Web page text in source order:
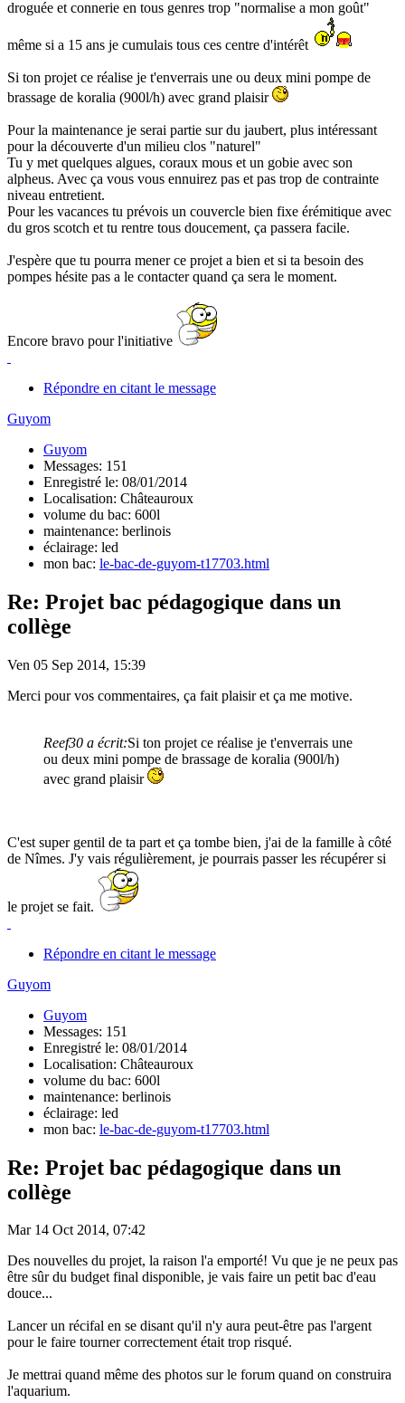
droguée et connerie en tous genres trop "normalise a mon goût"
même si a 15 ans je cumulais tous ces centre d'intérêt
Si ton projet ce réalise je t'enverrais une ou deux mini pompe de
brassage de koralia (900l/h) avec grand plaisir
Pour la maintenance je serai partie sur du jaubert, plus intéressant
pour la découverte d'un milieu clos "naturel"
Tu y met quelques algues, coraux mous et un gobie avec son
alpheus. Avec ça vous vous ennuirez pas et pas trop de contrainte
niveau entretient.
Pour les vacances tu prévois un couvercle bien fixe érémitique avec
du gros scotch et tu rentre tous doucement, ça passera facile.
J'espère que tu pourra mener ce projet a bien et si ta besoin des
pompes hésite pas a le contacter quand ça sera le moment.
Encore bravo pour l'initiative
Répondre en citant le message
Guyom
Guyom
Messages: 151
Enregistré le: 08/01/2014
Localisation: Châteauroux
volume du bac: 600l
maintenance: berlinois
éclairage: led
mon bac: le-bac-de-guyom-t17703.html
Re: Projet bac pédagogique dans un
collège
Ven 05 Sep 2014, 15:39
Merci pour vos commentaires, ça fait plaisir et ça me motive.
Reef30 a écrit:Si ton projet ce réalise je t'enverrais une
ou deux mini pompe de brassage de koralia (900l/h)
avec grand plaisir
C'est super gentil de ta part et ça tombe bien, j'ai de la famille à côté
de Nîmes. J'y vais régulièrement, je pourrais passer les récupérer si
le projet se fait.
Répondre en citant le message
Guyom
Guyom
Messages: 151
Enregistré le: 08/01/2014
Localisation: Châteauroux
volume du bac: 600l
maintenance: berlinois
éclairage: led
mon bac: le-bac-de-guyom-t17703.html
Re: Projet bac pédagogique dans un
collège
Mar 14 Oct 2014, 07:42
Des nouvelles du projet, la raison l'a emporté! Vu que je ne peux pas
être sûr du budget final disponible, je vais faire un petit bac d'eau
douce...
Lancer un récifal en se disant qu'il n'y aura peut-être pas l'argent
pour le faire tourner correctement était trop risqué.
Je mettrai quand même des photos sur le forum quand on construira
l'aquarium.